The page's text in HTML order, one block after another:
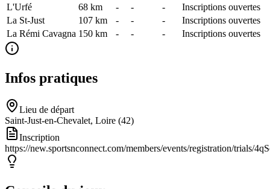
L'Urfé
68 km - - -
Inscriptions ouvertes
La St-Just
107 km - - -
Inscriptions ouvertes
La Rémi Cavagna 150 km - - - Inscriptions ouvertes
Infos pratiques
Lieu de départ
Saint-Just-en-Chevalet, Loire (42)
Inscription
https://new.sportsnconnect.com/members/events/registration/trials/